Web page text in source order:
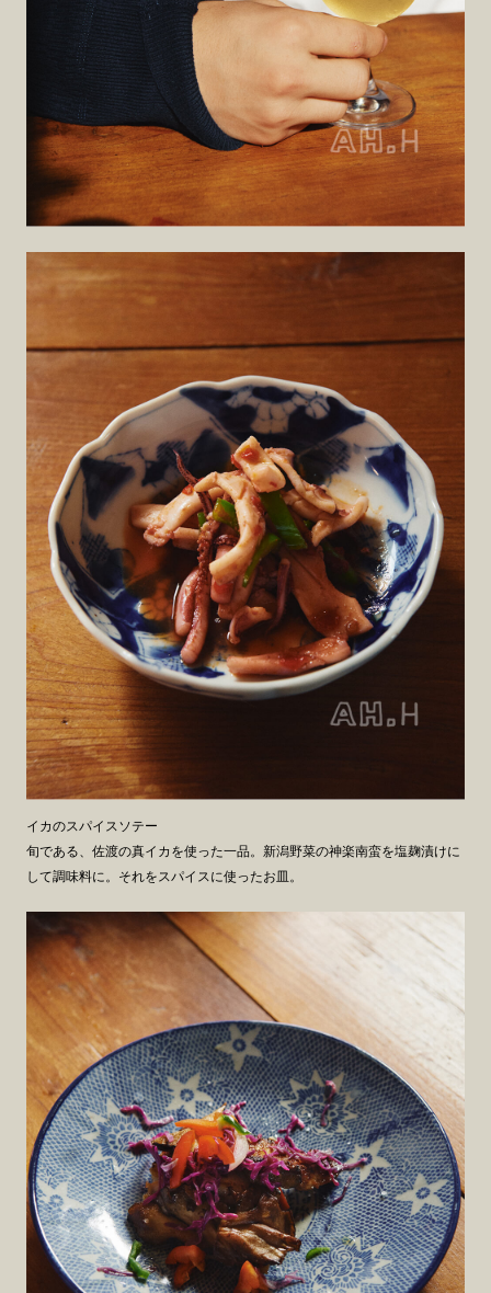
イカのスパイスソテー
旬である、佐渡の真イカを使った一品。新潟野菜の神楽南蛮を塩麹漬けに
して調味料に。それをスパイスに使ったお皿。